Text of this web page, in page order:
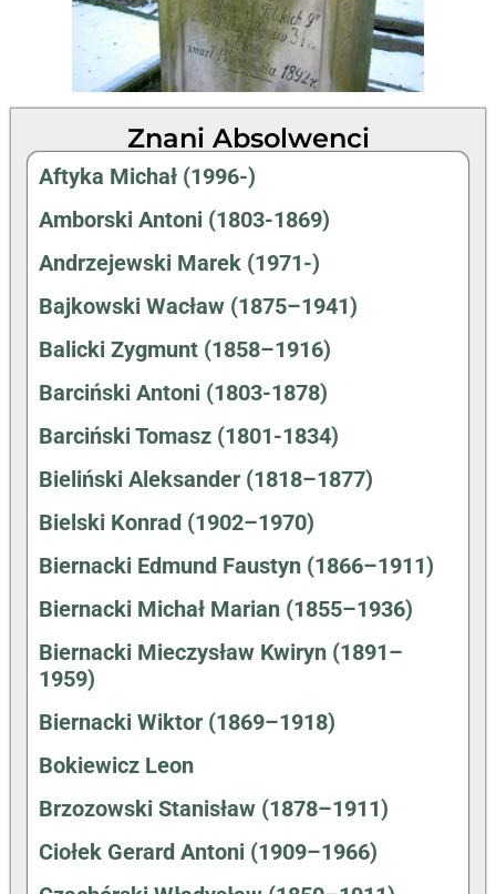
Znani Absolwenci
Aftyka Michał (1996-)
Amborski Antoni (1803-1869)
Andrzejewski Marek (1971-)
Bajkowski Wacław (1875–1941)
Balicki Zygmunt (1858–1916)
Barciński Antoni (1803-1878)
Barciński Tomasz (1801-1834)
Bieliński Aleksander (1818–1877)
Bielski Konrad (1902–1970)
Biernacki Edmund Faustyn (1866–1911)
Biernacki Michał Marian (1855–1936)
Biernacki Mieczysław Kwiryn (1891–
1959)
Biernacki Wiktor (1869–1918)
Bokiewicz Leon
Brzozowski Stanisław (1878–1911)
Ciołek Gerard Antoni (1909–1966)